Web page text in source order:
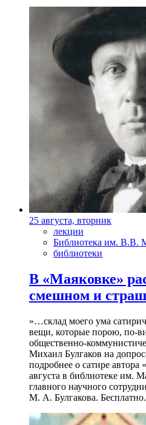
25 августа, вторник
лекции
Библиотека им. В.В.
библиотеки
В «Маяковке»
смешном и
»…склад моего ума
вещи, которые порою, по-
общественно-
Михаил Булгаков на
подробнее о сатире
августа в библиотеке им.
главного научного
М. А. Булгакова.